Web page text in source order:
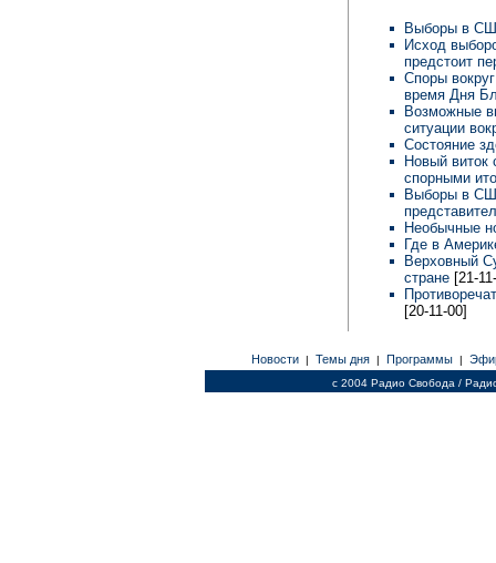
Выборы в
Исход
предстоит
Споры
время Дня
Возможные
ситуации
Состояние
Новый виток
спорными
Выборы в
Необычные
Где в
Верховный
стране [21-
[20-11-00]
Новости | Темы дня | Программы |
c 2004 Радио Свобода /